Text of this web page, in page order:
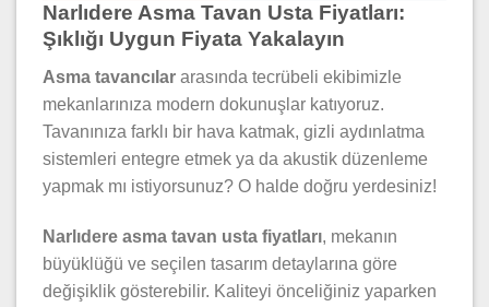
Narlıdere Asma Tavan Usta Fiyatları:
Şıklığı Uygun Fiyata Yakalayın
Asma tavancılar arasında tecrübeli ekibimizle
mekanlarınıza modern dokunuşlar katıyoruz.
Tavanınıza farklı bir hava katmak, gizli aydınlatma
sistemleri entegre etmek ya da akustik düzenleme
yapmak mı istiyorsunuz? O halde doğru yerdesiniz!
Narlıdere asma tavan usta fiyatları, mekanın
büyüklüğü ve seçilen tasarım detaylarına göre
değişiklik gösterebilir. Kaliteyi önceliğiniz yaparken